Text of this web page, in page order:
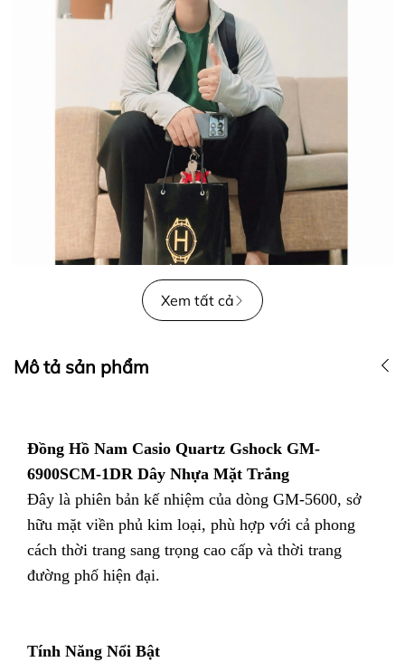
Xem tất cả
Mô tả sản phẩm
Đồng Hồ Nam Casio Quartz Gshock GM-
6900SCM-1DR Dây Nhựa Mặt Trắng
Đây là phiên bản kế nhiệm của dòng GM-5600, sở
hữu mặt viền phủ kim loại, phù hợp với cả phong
cách thời trang sang trọng cao cấp và thời trang
đường phố hiện đại.
Tính Năng Nổi Bật